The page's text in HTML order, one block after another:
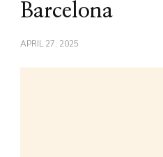
Barcelona
APRIL 27, 2025